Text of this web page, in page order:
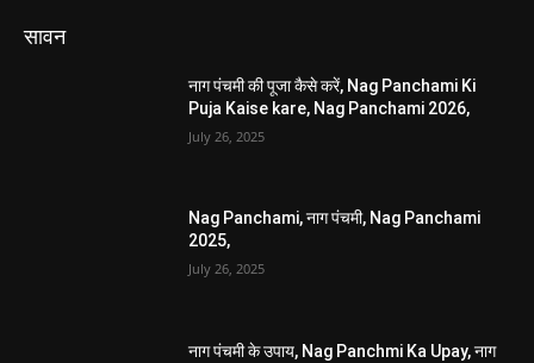
सावन
नाग पंचमी की पूजा कैसे करें, Nag Panchami Ki
Puja Kaise kare, Nag Panchami 2026,
July 26, 2025
Nag Panchami, नाग पंचमी, Nag Panchami
2025,
July 26, 2025
नाग पंचमी के उपाय, Nag Panchmi Ka Upay, नाग